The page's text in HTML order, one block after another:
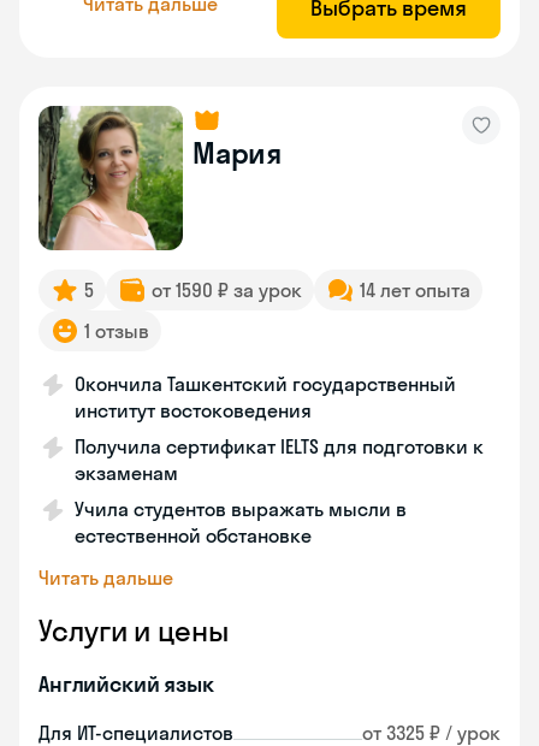
Выбрать время
Мария
5 от 1590 ₽ за урок
14 лет опыта
1 отзыв
Окончила Ташкентский государственный
институт востоковедения
Получила сертификат IELTS для подготовки к
экзаменам
Учила студентов выражать мысли в
естественной обстановке
Читать дальше
Услуги и цены
Английский язык
Для ИТ-специалистов от 3325 ₽ / урок